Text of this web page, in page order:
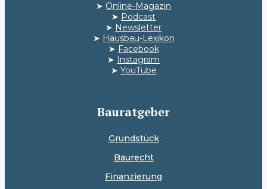
➤ Online-Magazin
➤ Podcast
➤ Newsletter
➤ Hausbau-Lexikon
➤ Facebook
➤
Instagram
➤ YouTube
Bauratgeber
Grundstück
Baurecht
Finanzierung